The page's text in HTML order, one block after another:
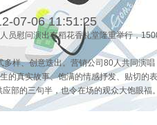
07-06 11:51:25
慰问演出在稻花香礼堂隆重举行，
样、创意迭出。营销公司80人共同演
的真实故事、饱满的情感抒发、贴切的
部的三句半，也令在场的观众大饱眼福。